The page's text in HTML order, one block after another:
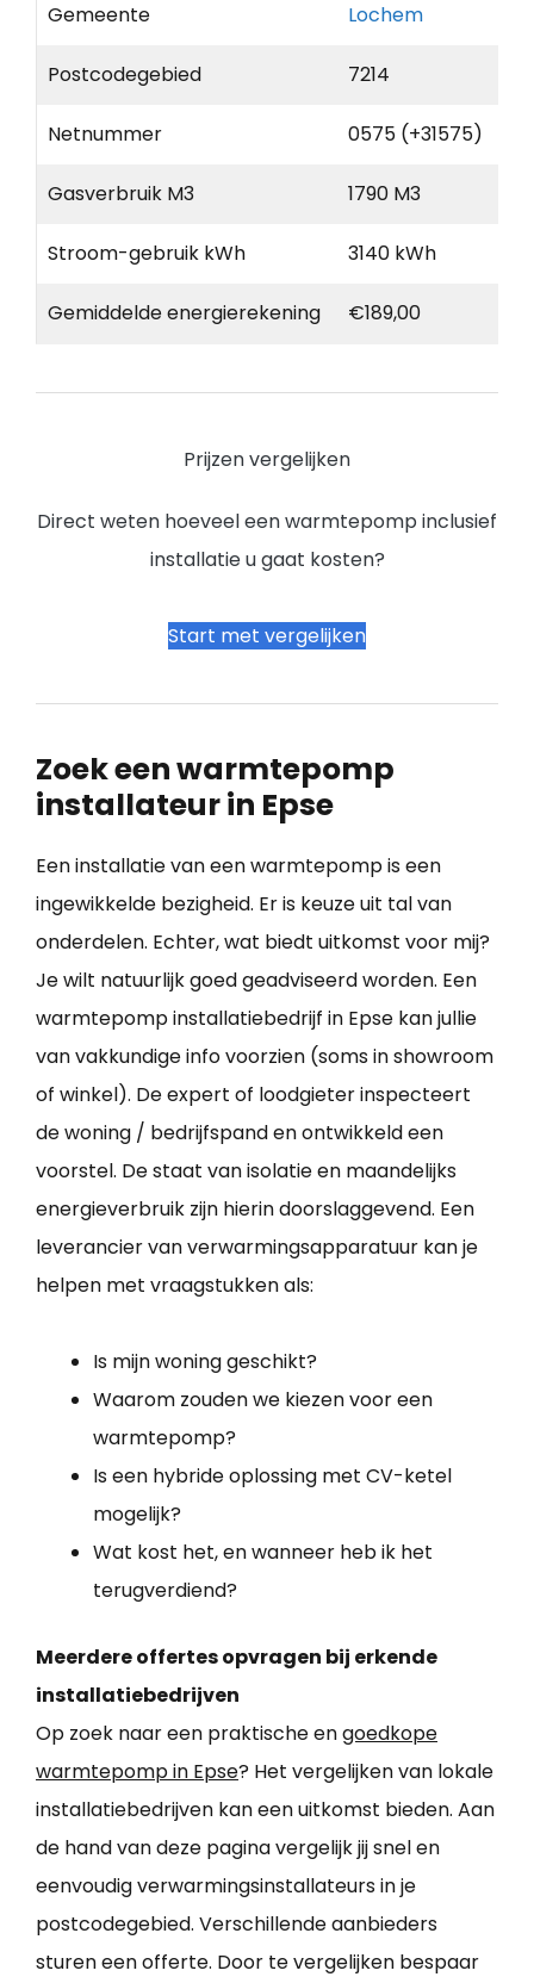
Gemeente Lochem
Postcodegebied 7214
Netnummer 0575 (+31575)
Gasverbruik M3 1790 M3
Stroom-gebruik kWh 3140 kWh
Gemiddelde energierekening €189,00
Prijzen vergelijken
Direct weten hoeveel een warmtepomp inclusief
installatie u gaat kosten?
Start met vergelijken
Zoek een warmtepomp
installateur in Epse
Een installatie van een warmtepomp is een
ingewikkelde bezigheid. Er is keuze uit tal van
onderdelen. Echter, wat biedt uitkomst voor mij?
Je wilt natuurlijk goed geadviseerd worden. Een
warmtepomp installatiebedrijf in Epse kan jullie
van vakkundige info voorzien (soms in showroom
of winkel). De expert of loodgieter inspecteert
de woning / bedrijfspand en ontwikkeld een
voorstel. De staat van isolatie en maandelijks
energieverbruik zijn hierin doorslaggevend. Een
leverancier van verwarmingsapparatuur kan je
helpen met vraagstukken als:
Is mijn woning geschikt?
Waarom zouden we kiezen voor een
warmtepomp?
Is een hybride oplossing met CV-ketel
mogelijk?
Wat kost het, en wanneer heb ik het
terugverdiend?
Meerdere offertes opvragen bij erkende
installatiebedrijven
Op zoek naar een praktische engoedkope
warmtepomp in Epse? Het vergelijken van lokale
installatiebedrijven kan een uitkomst bieden. Aan
de hand van deze pagina vergelijk jij snel en
eenvoudig verwarmingsinstallateurs in je
postcodegebied. Verschillende aanbieders
sturen een offerte. Door te vergelijken bespaar